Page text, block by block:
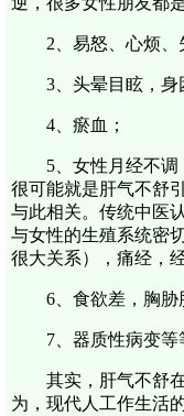
2、易怒、心烦、
3、头晕目眩，身
4、瘀血；
5、女性月经不
很可能就是肝气不舒
与此相关。传统中医
与女性的生殖系统密
很大关系），痛经，
6、食欲差，胸胁
7、器质性病变等
其实，肝气不舒
为，现代人工作生活